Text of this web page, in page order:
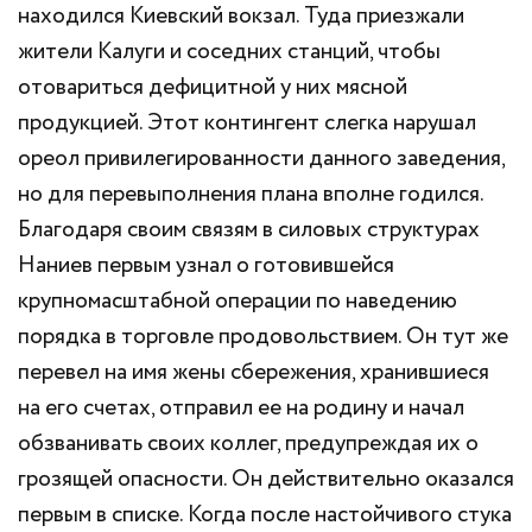
находился Киевский вокзал. Туда приезжали
жители Калуги и соседних станций, чтобы
отовариться дефицитной у них мясной
продукцией. Этот контингент слегка нарушал
ореол привилегированности данного заведения,
но для перевыполнения плана вполне годился.
Благодаря своим связям в силовых структурах
Наниев первым узнал о готовившейся
крупномасштабной операции по наведению
порядка в торговле продовольствием. Он тут же
перевел на имя жены сбережения, хранившиеся
на его счетах, отправил ее на родину и начал
обзванивать своих коллег, предупреждая их о
грозящей опасности. Он действительно оказался
первым в списке. Когда после настойчивого стука